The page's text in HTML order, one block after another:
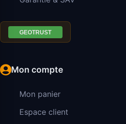
Mon compte
Mon panier
Espace client